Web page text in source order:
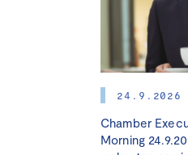
Yrityksiltä vaaditaan yhä
toimenpiteitä päästöjen
toimialoilla asiakkaat,
selkeitä ilmastotoimia.
Käytännön osaamista
laatimiseen osana
24.9.2026
Chamber
Morning